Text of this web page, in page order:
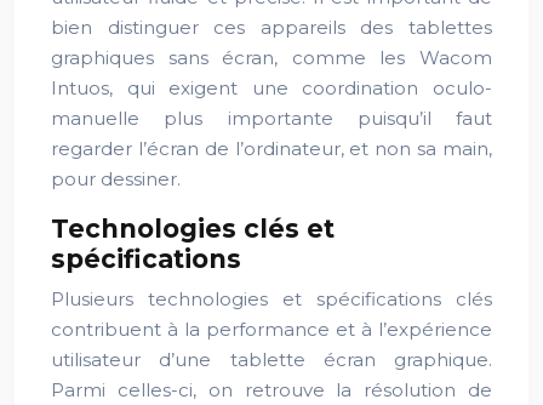
bien distinguer ces appareils des tablettes
graphiques sans écran, comme les Wacom
Intuos, qui exigent une coordination oculo-
manuelle plus importante puisqu’il faut
regarder l’écran de l’ordinateur, et non sa main,
pour dessiner.
Technologies clés et
spécifications
Plusieurs technologies et spécifications clés
contribuent à la performance et à l’expérience
utilisateur d’une tablette écran graphique.
Parmi celles-ci, on retrouve la résolution de